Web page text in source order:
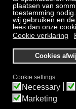
plaatsen van
toestemming
wij gebruiken en
lees dan onze
Cookie verklaring
Cookies
Cookie settings:
Necessary
Marketing
Veel gestelde